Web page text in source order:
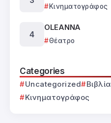
Κινηματογράφος
OLEANNA
Θέατρο
Categories
Uncategorized Βιβλία
Κινηματογράφος